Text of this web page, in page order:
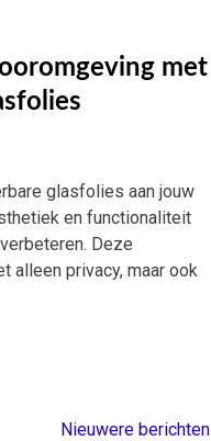
met
glasfolies aan jouw
en functionaliteit
Deze
alleen privacy, maar ook
Nieuwere berichten